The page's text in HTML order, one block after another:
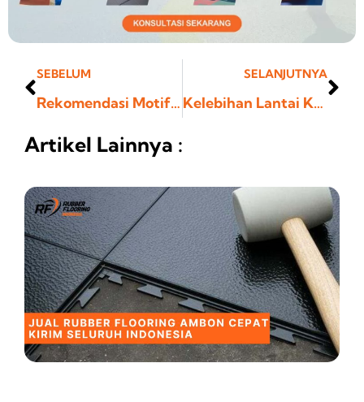
Prev
SEBELUM
Rekomendasi Motif Lantai Kamar Mandi Minimalis Terbaik
SELANJUTNYA
Kelebihan Lantai Karet Untuk Carport dan garasi
Artikel Lainnya :